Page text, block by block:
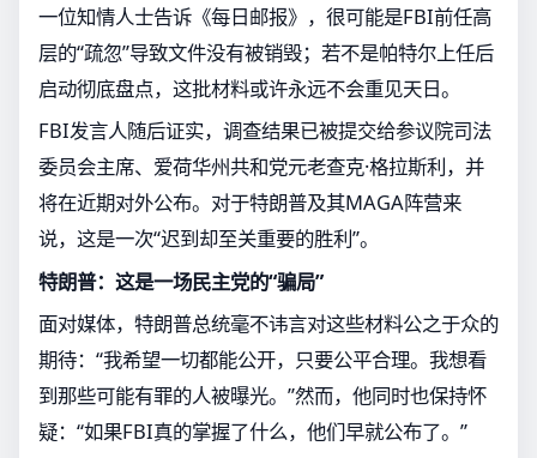
一位知情人士告诉《每日邮报》，很可能是FBI前任高
层的“疏忽”导致文件没有被销毁；若不是帕特尔上任后
启动彻底盘点，这批材料或许永远不会重见天日。
FBI发言人随后证实，调查结果已被提交给参议院司法
委员会主席、爱荷华州共和党元老查克·格拉斯利，并
将在近期对外公布。对于特朗普及其MAGA阵营来
说，这是一次“迟到却至关重要的胜利”。
特朗普：这是一场民主党的“骗局”
面对媒体，特朗普总统毫不讳言对这些材料公之于众的
期待：“我希望一切都能公开，只要公平合理。我想看
到那些可能有罪的人被曝光。”然而，他同时也保持怀
疑：“如果FBI真的掌握了什么，他们早就公布了。”